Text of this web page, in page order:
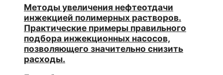
Методы увеличения нефтеотдачи
инжекцией полимерных растворов.
Практические примеры правильного
подбора инжекционных насосов,
позволяющего значительно снизить
расходы.